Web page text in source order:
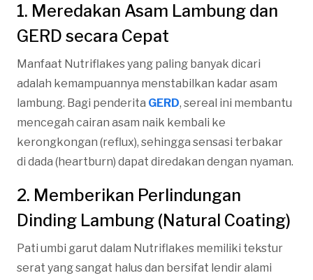
1. Meredakan Asam Lambung dan
GERD secara Cepat
Manfaat Nutriflakes yang paling banyak dicari
adalah kemampuannya menstabilkan kadar asam
lambung. Bagi penderita GERD, sereal ini membantu
mencegah cairan asam naik kembali ke
kerongkongan (reflux), sehingga sensasi terbakar
di dada (heartburn) dapat diredakan dengan nyaman.
2. Memberikan Perlindungan
Dinding Lambung (Natural Coating)
Pati umbi garut dalam Nutriflakes memiliki tekstur
serat yang sangat halus dan bersifat lendir alami